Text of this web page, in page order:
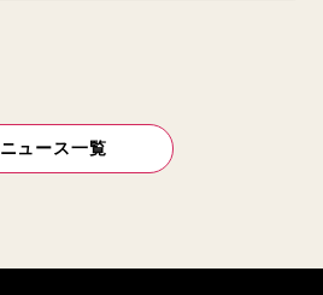
ニュース一覧